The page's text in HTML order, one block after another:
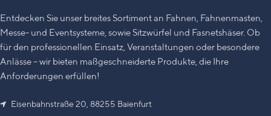
Entdecken Sie unser breites Sortiment an Fahnen, Fahnenmasten,
Messe- und Eventsysteme, sowie Sitzwürfel und Fasnetshäser. Ob
für den professionellen Einsatz, Veranstaltungen oder besondere
Anlässe – wir bieten maßgeschneiderte Produkte, die Ihre
Anforderungen erfüllen!
Eisenbahnstraße 20, 88255 Baienfurt